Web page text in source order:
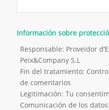
Información sobre
Responsable: Proveïdor
Peix&Company S.L
Fin del tratamiento:
de comentarios
Legitimación: Tu
Comunicación de los